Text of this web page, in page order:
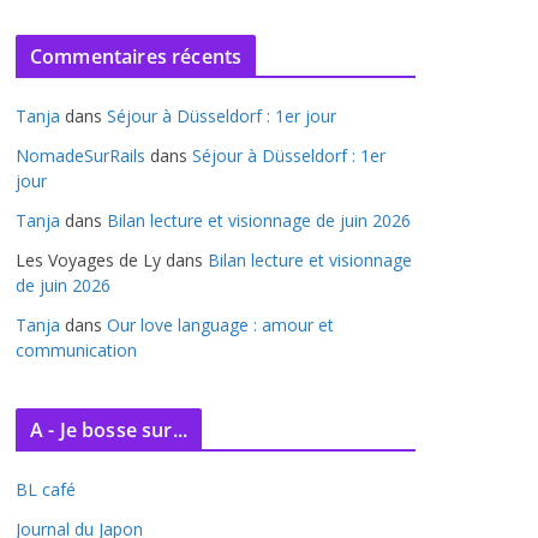
c
v
e
s
Commentaires récents
Tanja dans Séjour à Düsseldorf : 1er jour
NomadeSurRails dans Séjour à Düsseldorf : 1er
jour
Tanja dans Bilan lecture et visionnage de juin 2026
Les Voyages de Ly dans Bilan lecture et visionnage
de juin 2026
Tanja dans Our love language : amour et
communication
A - Je bosse sur...
BL café
Journal du Japon